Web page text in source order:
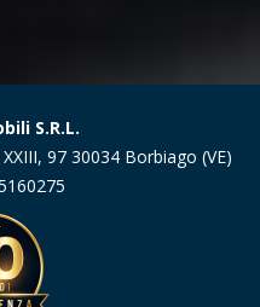
S.R.L.
97 30034 Borbiago (VE)